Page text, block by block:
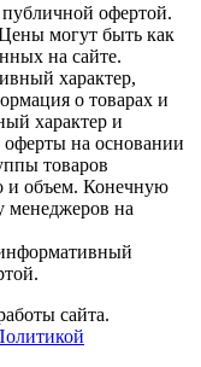
офертой.
могут быть как
на сайте.
характер,
о товарах и
характер и
оферты на основании
товаров
и объем. Конечную
менеджеров на
сайта.